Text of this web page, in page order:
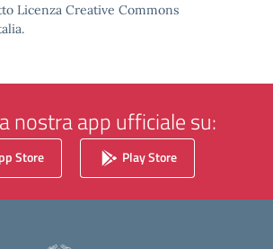
Licenza Creative Commons
nostra app ufficiale su:
Store Play Store